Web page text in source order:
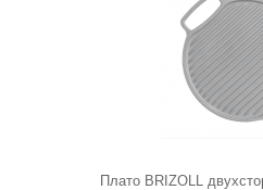
Плато BRIZOLL